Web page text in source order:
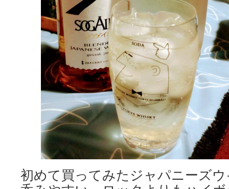
初めて買ってみたジャパニーズ